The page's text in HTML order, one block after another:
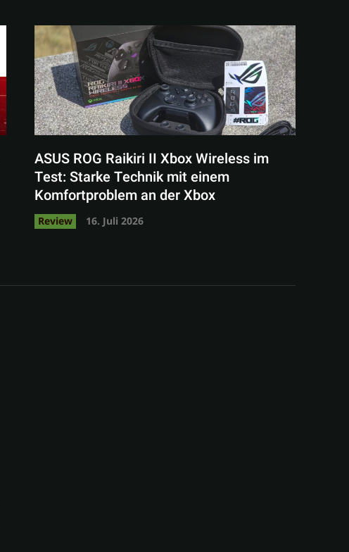
ASUS ROG Raikiri II Xbox Wireless im
Test: Starke Technik mit einem
Komfortproblem an der Xbox
Review 16. Juli 2026